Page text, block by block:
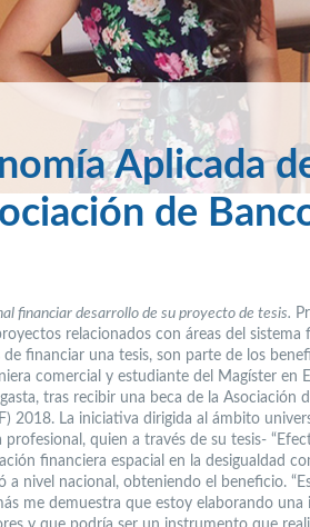
Aplicada
de
financiar desarrollo de su proyecto de tesis.
relacionados con áreas del sistema
de financiar una tesis, son parte de los
comercial y estudiante del Magíster en
tras recibir una beca de la Asociación
2018. La iniciativa dirigida al ámbito
quien a través de su tesis-
financiera espacial en la desigualdad
a nivel nacional, obteniendo el beneficio.
me demuestra que estoy elaborando una